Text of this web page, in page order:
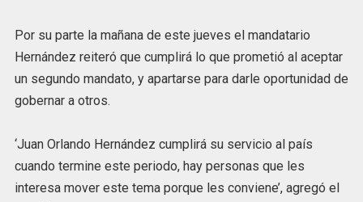
Por su parte la mañana de este jueves el mandatario
Hernández reiteró que cumplirá lo que prometió al aceptar
un segundo mandato, y apartarse para darle oportunidad de
gobernar a otros.
‘Juan Orlando Hernández cumplirá su servicio al país
cuando termine este periodo, hay personas que les
interesa mover este tema porque les conviene’, agregó el